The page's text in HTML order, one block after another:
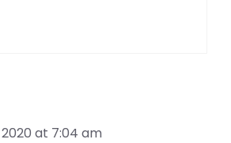
at 7:04 am